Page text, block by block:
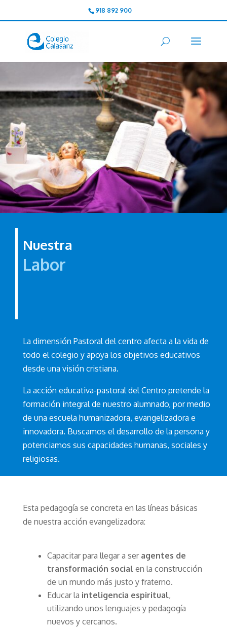
918 892 900
Nuestra
Labor
La dimensión Pastoral del centro afecta a la vida de
todo el colegio y apoya los objetivos educativos
desde una visión cristiana.
La acción educativa-pastoral del Centro pretende la
formación integral de nuestro alumnado, por medio
de una escuela humanizadora, evangelizadora e
innovadora. Buscamos el desarrollo de la persona y
potenciamos sus capacidades humanas, sociales y
religiosas.
Esta pedagogía se concreta en las líneas básicas
de nuestra acción evangelizadora:
Capacitar para llegar a ser agentes de
transformación socialen la construcción
de un mundo más justo y fraterno.
Educar la inteligencia espiritual,
utilizando unos lenguajes y pedagogía
nuevos y cercanos.